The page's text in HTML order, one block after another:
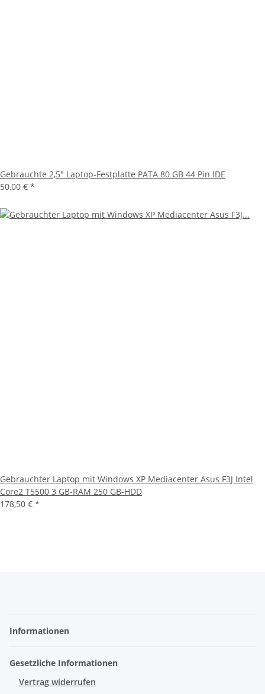
Gebrauchte 2,5" Laptop-Festplatte PATA 80 GB 44 Pin IDE
50,00 € *
Gebrauchter Laptop mit Windows XP Mediacenter Asus F3J Intel
Core2 T5500 3 GB-RAM 250 GB-HDD
178,50 € *
Informationen
Gesetzliche Informationen
Vertrag widerrufen